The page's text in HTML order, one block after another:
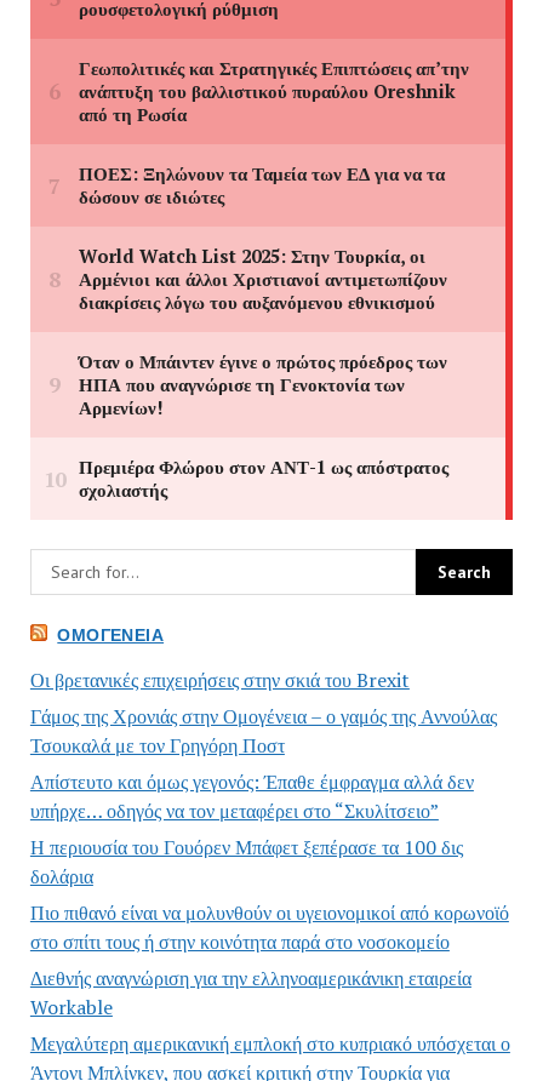
ΟΜΟΓΈΝΕΙΑ
Οι βρετανικές επιχειρήσεις στην σκιά του Brexit
Γάμος της Χρονιάς στην Ομογένεια – ο γαμός της Αννούλας
Τσουκαλά με τον Γρηγόρη Ποστ
Απίστευτο και όμως γεγονός: Έπαθε έμφραγμα αλλά δεν
υπήρχε… οδηγός να τον μεταφέρει στο “Σκυλίτσειο”
Η περιουσία του Γουόρεν Μπάφετ ξεπέρασε τα 100 δις
δολάρια
Πιο πιθανό είναι να μολυνθούν οι υγειονομικοί από κορωνοϊό
στο σπίτι τους ή στην κοινότητα παρά στο νοσοκομείο
Διεθνής αναγνώριση για την ελληνοαμερικάνικη εταιρεία
Workable
Μεγαλύτερη αμερικανική εμπλοκή στο κυπριακό υπόσχεται ο
Άντονι Μπλίνκεν, που ασκεί κριτική στην Τουρκία για